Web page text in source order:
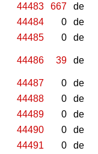
44483
667 de
44484
0 de
44485
0 de
44486 39 de
44487
0 de
44488
0 de
44489
0 de
44490
0 de
44491
0 de